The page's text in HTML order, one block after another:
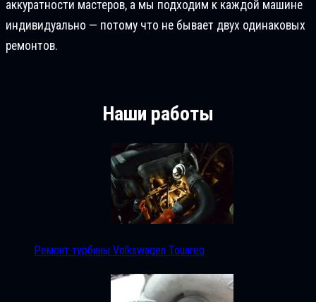
аккуратности мастеров, а мы подходим к каждой машине
индивидуально — потому что не бывает двух одинаковых
ремонтов.
Наши работы
Ремонт турбины Volkswagen Touareg